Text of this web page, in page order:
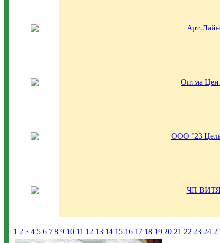
Арт-Лайн
Оптма
ООО "23
ЧП ВИТЯ
1 2 3 4 5 6 7 8 9 10 11 12 13 14 15 16 17 18 19 20 21 22 23 24